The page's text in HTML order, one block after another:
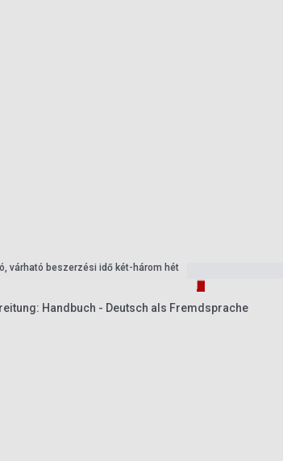
várható beszerzési idő két-három hét
Handbuch - Deutsch als Fremdsprache